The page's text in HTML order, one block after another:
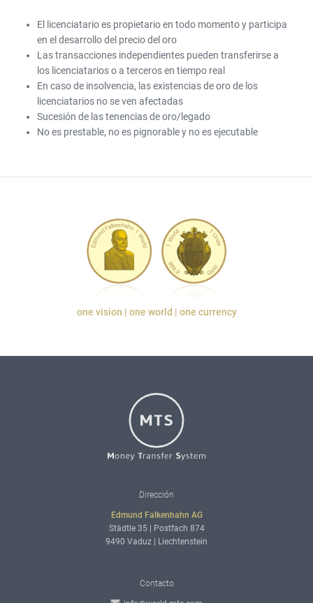
El licenciatario es propietario en todo momento y participa
en el desarrollo del precio del oro
Las transacciones independientes pueden transferirse a
los licenciatarios o a terceros en tiempo real
En caso de insolvencia, las existencias de oro de los
licenciatarios no se ven afectadas
Sucesión de las tenencias de oro/legado
No es prestable, no es pignorable y no es ejecutable
one vision | one world | one currency
Dirección
Edmund Falkenhahn AG
Städtle 35 | Postfach 874
9490 Vaduz | Liechtenstein
Contacto